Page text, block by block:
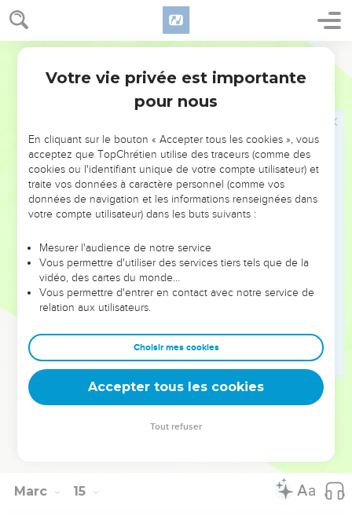
Marc 14
disant : « Devine ! » Même les serviteurs le frappaient en lui
donnant des gifles.
Pendant que Pierre était en bas dans la cour, une des
servantes du grand-prêtre arriva.
Elle vit Pierre qui se chauffait, le regarda et lui dit : « Toi
aussi, tu étais avec Jésus de Nazareth. »
Il le nia en disant : « Je ne sais ni ne comprends ce que tu
veux dire. » Puis il sortit pour aller dans le vestibule. [Alors un
coq chanta. ]
étaient présents : « Il fait partie de ces gens-là. » Il le nia de
nouveau.
Peu après, ceux qui étaient présents dirent encore à
Pierre : « Certainement, tu fais partie de ces gens-là, car tu es
galiléen, [tu as le même langage]. »
Alors il se mit à jurer en lançant des malédictions : « Je ne
connais pas cet homme dont vous parlez. »
[Aussitôt, ] pour la seconde fois, un coq chanta. Pierre se
souvint alors de ce que Jésus lui avait dit : « Avant que le
Marc 15
Votre vie privée est importante
pour nous
En cliquant sur le bouton « Accepter tous les cookies », vous
acceptez que TopChrétien utilise des traceurs (comme des
cookies ou l'identifiant unique de votre compte utilisateur) et
traite vos données à caractère personnel (comme vos
données de navigation et les informations renseignées dans
votre compte utilisateur) dans les buts suivants :
Mesurer l'audience de notre service
Vous permettre d'utiliser des services tiers tels que de la
vidéo, des cartes du monde…
Vous permettre d'entrer en contact avec notre service de
relation aux utilisateurs.
Choisir mes cookies
Accepter tous les cookies
Tout refuser